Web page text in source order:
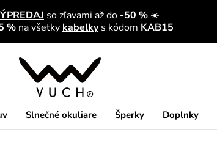
so zľavami až do -50 % ☀️
%na všetky kabelkys kódom KAB15
Slnečné okuliare Šperky Doplnky